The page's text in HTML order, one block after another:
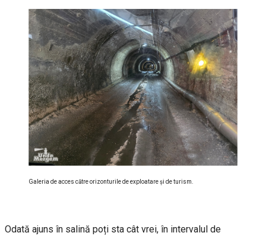
Galeria de acces către orizonturile de exploatare și de turism.
Odată ajuns în salină poți sta cât vrei, în intervalul de